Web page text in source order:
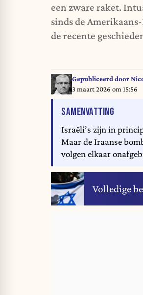
een zware raket.
sinds de
de recente
Gepubliceerd door
3 maart 2026 om 15:56
SAMENVATTING
Israëli’s zijn in
Maar de Iraanse
volgen elkaar
Volledige